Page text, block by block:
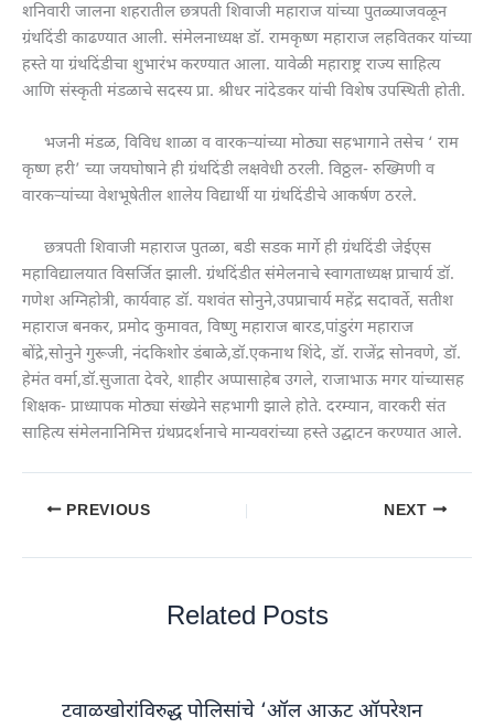
शनिवारी जालना शहरातील छत्रपती शिवाजी महाराज यांच्या पुतळ्याजवळून
ग्रंथदिंडी काढण्यात आली. संमेलनाध्यक्ष डॉ. रामकृष्ण महाराज लहवितकर यांच्या
हस्ते या ग्रंथदिंडीचा शुभारंभ करण्यात आला. यावेळी महाराष्ट्र राज्य साहित्य
आणि संस्कृती मंडळाचे सदस्य प्रा. श्रीधर नांदेडकर यांची विशेष उपस्थिती होती.
भजनी मंडळ, विविध शाळा व वारकऱ्यांच्या मोठ्या सहभागाने तसेच ‘ राम
कृष्ण हरी’ च्या जयघोषाने ही ग्रंथदिंडी लक्षवेधी ठरली. विठ्ठल- रुख्मिणी व
वारकऱ्यांच्या वेशभूषेतील शालेय विद्यार्थी या ग्रंथदिंडीचे आकर्षण ठरले.
छत्रपती शिवाजी महाराज पुतळा, बडी सडक मार्गे ही ग्रंथदिंडी जेईएस
महाविद्यालयात विसर्जित झाली. ग्रंथदिंडीत संमेलनाचे स्वागताध्यक्ष प्राचार्य डॉ.
गणेश अग्निहोत्री, कार्यवाह डॉ. यशवंत सोनुने,उपप्राचार्य महेंद्र सदावर्ते, सतीश
महाराज बनकर, प्रमोद कुमावत, विष्णु महाराज बारड,पांडुरंग महाराज
बोंद्रे,सोनुने गुरूजी, नंदकिशोर डंबाळे,डॉ.एकनाथ शिंदे, डॉ. राजेंद्र सोनवणे, डॉ.
हेमंत वर्मा,डॉ.सुजाता देवरे, शाहीर अप्पासाहेब उगले, राजाभाऊ मगर यांच्यासह
शिक्षक- प्राध्यापक मोठ्या संख्येने सहभागी झाले होते. दरम्यान, वारकरी संत
साहित्य संमेलनानिमित्त ग्रंथप्रदर्शनाचे मान्यवरांच्या हस्ते उद्घाटन करण्यात आले.
PREVIOUS NEXT
Related Posts
टवाळखोरांविरुद्ध पोलिसांचे ‘ऑल आऊट ऑपरेशन